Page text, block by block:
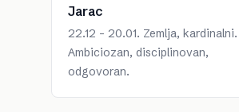
Jarac
22.12 - 20.01. Zemlja, kardinalni.
Ambiciozan, disciplinovan,
odgovoran.